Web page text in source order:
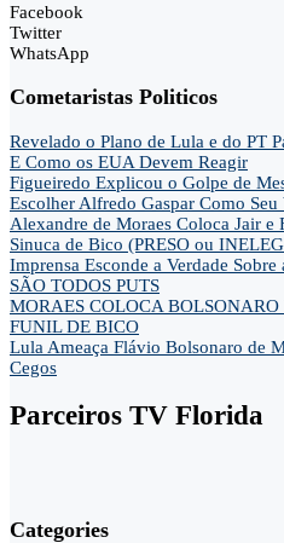
Facebook
Twitter
WhatsApp
Cometaristas Politicos
Revelado o Plano de Lula e do PT
E Como os EUA Devem Reagir
Figueiredo Explicou o Golpe de
Escolher Alfredo Gaspar Como Seu
Alexandre de Moraes Coloca Jair e
Sinuca de Bico (PRESO ou
Imprensa Esconde a Verdade
SÃO TODOS PUTS
MORAES COLOCA
FUNIL DE BICO
Lula Ameaça Flávio Bolsonaro de
Cegos
Parceiros TV Florida
Categories